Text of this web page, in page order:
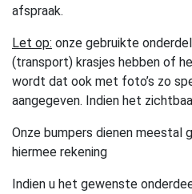
afspraak.
Let op: onze gebruikte
(transport) krasjes hebben of
wordt dat ook met foto’s zo
aangegeven. Indien het
Onze bumpers dienen meestal
hiermee rekening
Indien u het gewenste